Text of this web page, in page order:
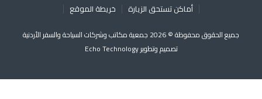
أماكن تستحق الزيارة
خريطة الموقع
جميع الحقوق محفوظة © 2026 جمعية مكاتب وشركات السياحة والسفر الأردنية
تصميم وتطويرEcho Technology